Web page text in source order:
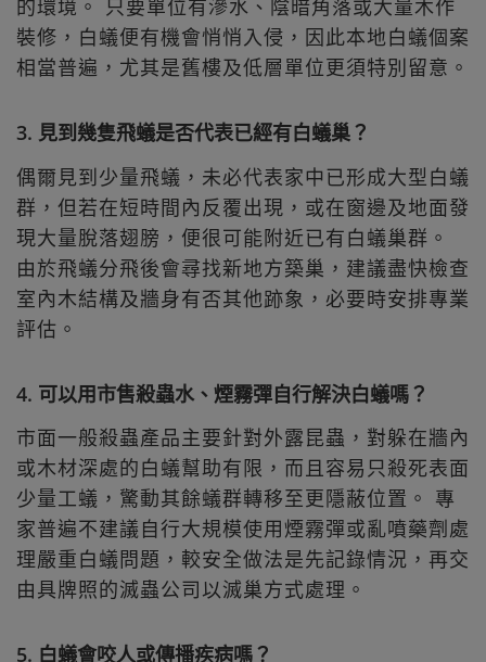
的環境。 只要單位有滲水、陰暗角落或大量木作
裝修，白蟻便有機會悄悄入侵，因此本地白蟻個案
相當普遍，尤其是舊樓及低層單位更須特別留意。
3. 見到幾隻飛蟻是否代表已經有白蟻巢？
偶爾見到少量飛蟻，未必代表家中已形成大型白蟻
群，但若在短時間內反覆出現，或在窗邊及地面發
現大量脫落翅膀，便很可能附近已有白蟻巢群。
由於飛蟻分飛後會尋找新地方築巢，建議盡快檢查
室內木結構及牆身有否其他跡象，必要時安排專業
評估。
4. 可以用市售殺蟲水、煙霧彈自行解決白蟻嗎？
市面一般殺蟲產品主要針對外露昆蟲，對躲在牆內
或木材深處的白蟻幫助有限，而且容易只殺死表面
少量工蟻，驚動其餘蟻群轉移至更隱蔽位置。 專
家普遍不建議自行大規模使用煙霧彈或亂噴藥劑處
理嚴重白蟻問題，較安全做法是先記錄情況，再交
由具牌照的滅蟲公司以滅巢方式處理。
5. 白蟻會咬人或傳播疾病嗎？